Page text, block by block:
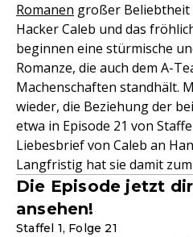
Romanen großer
Hacker Caleb und das
beginnen eine stürmische
Romanze, die auch dem A-
Machenschaften standhält.
wieder, die Beziehung der
etwa in Episode 21 von
Liebesbrief von Caleb an
Langfristig hat sie damit
Die Episode jetzt
ansehen!
Staffel 1, Folge 21